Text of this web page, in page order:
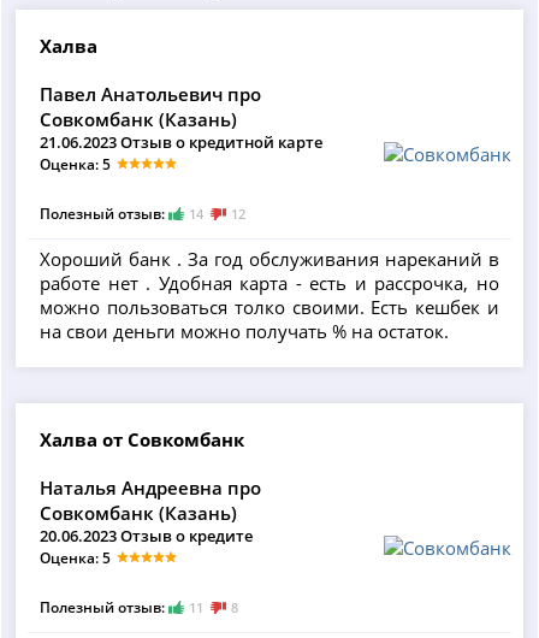
Халва
Павел Анатольевич про
Совкомбанк (Казань)
21.06.2023 Отзыв о кредитной карте
Оценка: 5
Полезный отзыв: 14 12
Хороший банк . За год обслуживания нареканий в
работе нет . Удобная карта - есть и рассрочка, но
можно пользоваться толко своими. Есть кешбек и
на свои деньги можно получать % на остаток.
Халва от Совкомбанк
Наталья Андреевна про
Совкомбанк (Казань)
20.06.2023 Отзыв о кредите
Оценка: 5
Полезный отзыв: 11 8